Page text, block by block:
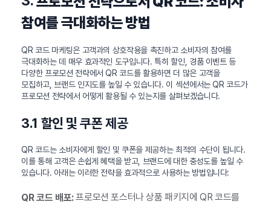
참여를 극대화하는 방법
QR 코드 마케팅은 고객과의 상호작용을 촉진하고 소비자의 참여를
극대화하는 데 매우 효과적인 도구입니다. 특히 할인, 경품 이벤트 등
다양한 프로모션 전략에서 QR 코드를 활용하면 더 많은 고객을
모집하고, 브랜드 인지도를 높일 수 있습니다. 이 섹션에서는 QR 코드가
프로모션 전략에서 어떻게 활용될 수 있는지를 살펴보겠습니다.
3.1 할인 및 쿠폰 제공
QR 코드는 소비자에게 할인 및 쿠폰을 제공하는 최적의 수단이 됩니다.
이를 통해 고객은 손쉽게 혜택을 받고, 브랜드에 대한 충성도를 높일 수
있습니다. 아래는 이러한 전략을 효과적으로 사용하는 방법입니다:
QR 코드 배포:프로모션 포스터나 상품 패키지에 QR 코드를